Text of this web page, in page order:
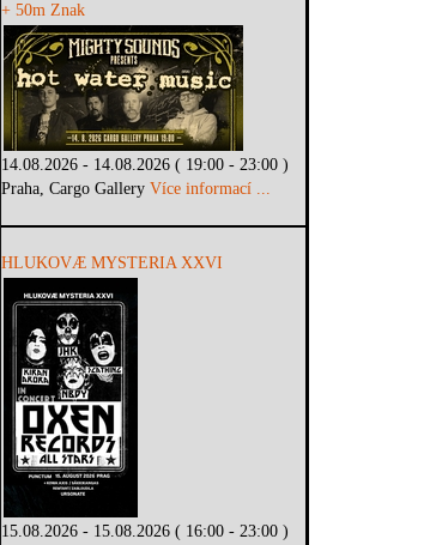
+ 50m Znak
14.08.2026 - 14.08.2026 ( 19:00 - 23:00 )
Praha, Cargo GalleryVíce informací ...
HLUKOVÆ MYSTERIA XXVI
15.08.2026 - 15.08.2026 ( 16:00 - 23:00 )